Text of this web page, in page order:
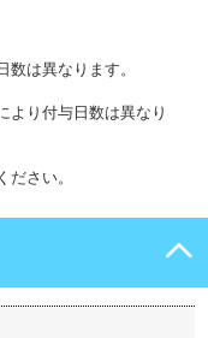
は異なります。
より付与日数は異なり
さい。